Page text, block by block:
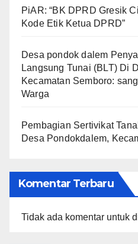
PiAR: “BK DPRD Gresik
Kode Etik Ketua DPRD”
Desa pondok dalem
Langsung Tunai (BLT) Di
Kecamatan Semboro:
Warga
Pembagian Sertivikat
Desa Pondokdalem,
Komentar Terbaru
Tidak ada komentar untuk